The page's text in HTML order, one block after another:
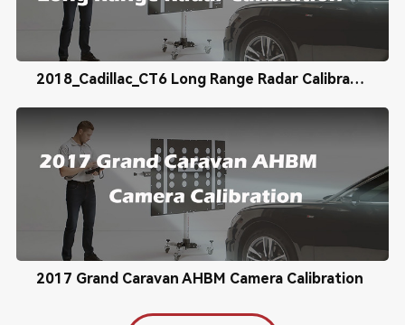
2018_Cadillac_CT6 Long Range Radar Calibration
2017 Grand Caravan AHBM Camera Calibration